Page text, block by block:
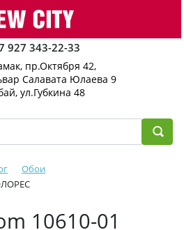
927 343-22-33
пр.Октября 42,
Салавата Юлаева 9
ул.Губкина 48
Обои
10610-01